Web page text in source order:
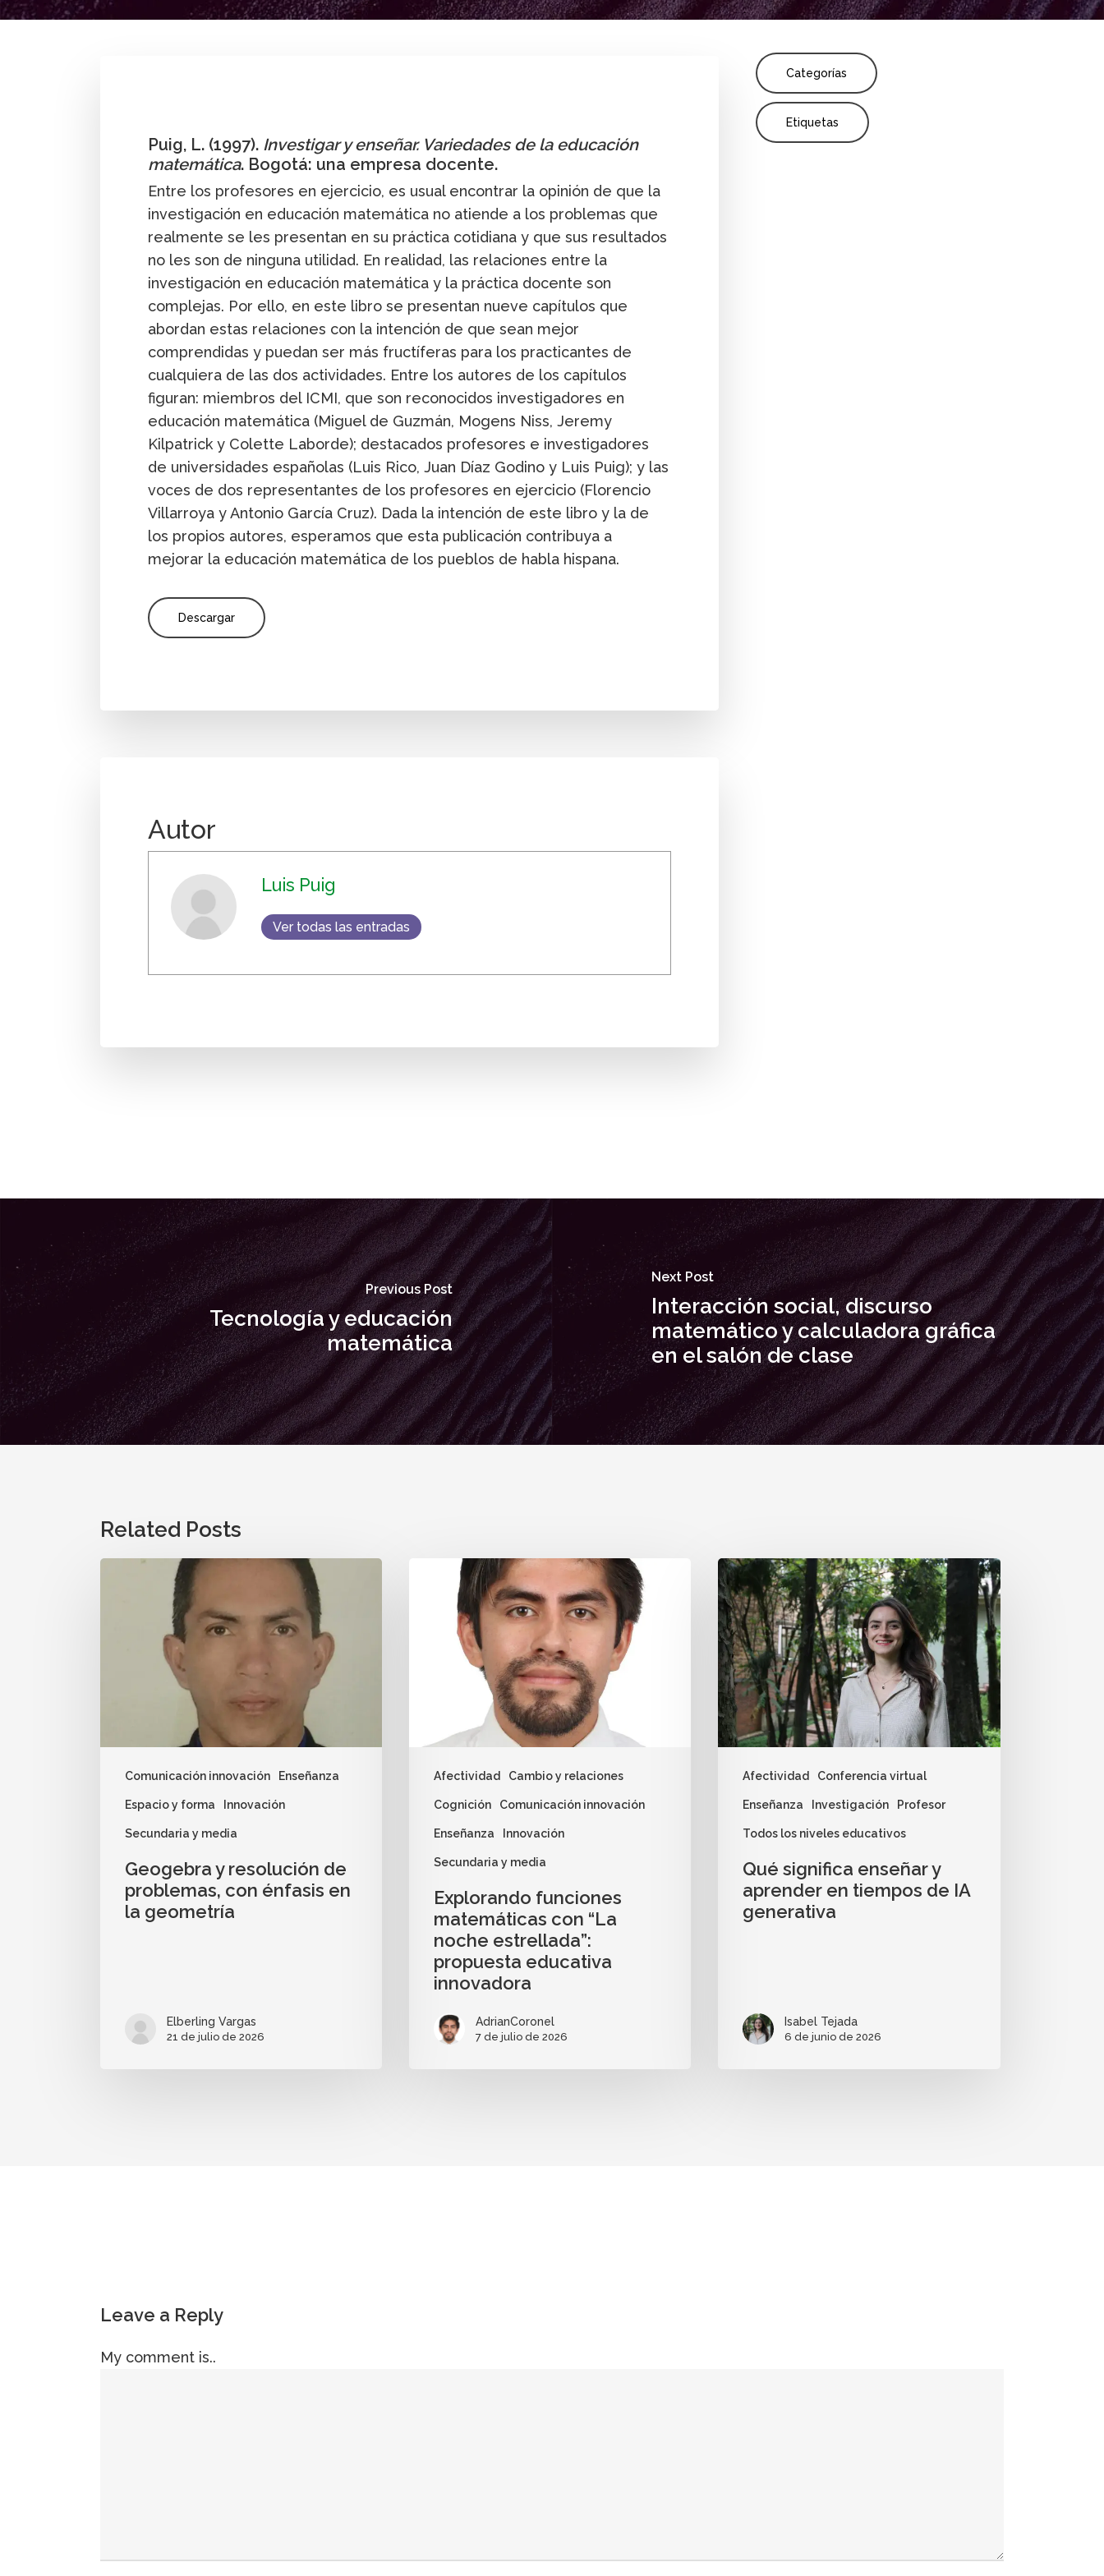
Puig, L. (1997). Investigar y enseñar. Variedades de la educación
matemática. Bogotá: una empresa docente.
Entre los profesores en ejercicio, es usual encontrar la opinión de que la
investigación en educación matemática no atiende a los problemas que
realmente se les presentan en su práctica cotidiana y que sus resultados
no les son de ninguna utilidad. En realidad, las relaciones entre la
investigación en educación matemática y la práctica docente son
complejas. Por ello, en este libro se presentan nueve capítulos que
abordan estas relaciones con la intención de que sean mejor
comprendidas y puedan ser más fructíferas para los practicantes de
cualquiera de las dos actividades. Entre los autores de los capítulos
figuran: miembros del ICMI, que son reconocidos investigadores en
educación matemática (Miguel de Guzmán, Mogens Niss, Jeremy
Kilpatrick y Colette Laborde); destacados profesores e investigadores
de universidades españolas (Luis Rico, Juan Díaz Godino y Luis Puig); y las
voces de dos representantes de los profesores en ejercicio (Florencio
Villarroya y Antonio García Cruz). Dada la intención de este libro y la de
los propios autores, esperamos que esta publicación contribuya a
mejorar la educación matemática de los pueblos de habla hispana.
Descargar
Autor
Luis Puig
Ver todas las entradas
Categorías
Etiquetas
Previous Post
Tecnología y educación
matemática
Next Post
Interacción social, discurso
matemático y calculadora gráfica
en el salón de clase
Related Posts
Comunicación innovación Enseñanza
Espacio y forma Innovación
Secundaria y media
Geogebra y resolución de
problemas, con énfasis en
la geometría
Elberling Vargas
21 de julio de 2026
Afectividad Cambio y relaciones
Cognición Comunicación innovación
Enseñanza Innovación
Secundaria y media
Explorando funciones
matemáticas con “La
noche estrellada”:
propuesta educativa
innovadora
AdrianCoronel
7 de julio de 2026
Afectividad Conferencia virtual
Enseñanza Investigación Profesor
Todos los niveles educativos
Qué significa enseñar y
aprender en tiempos de IA
generativa
Isabel Tejada
6 de junio de 2026
Leave a Reply
My comment is..